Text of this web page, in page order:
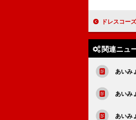
ドレスコーズ、最
関連ニュ
あいみ
あいみ
あいみ